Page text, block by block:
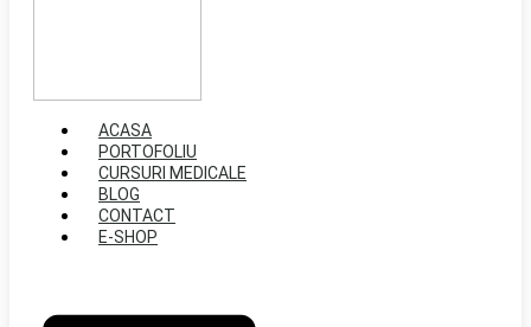
ACASA
PORTOFOLIU
CURSURI MEDICALE
BLOG
CONTACT
E-SHOP